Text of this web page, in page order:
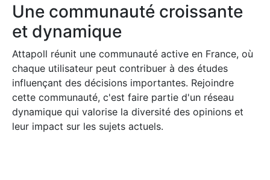
Une communauté croissante
et dynamique
Attapoll réunit une communauté active en France, où
chaque utilisateur peut contribuer à des études
influençant des décisions importantes. Rejoindre
cette communauté, c'est faire partie d'un réseau
dynamique qui valorise la diversité des opinions et
leur impact sur les sujets actuels.